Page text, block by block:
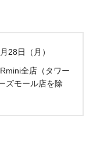
28日（月）
全店（タワー
ズモール店を除